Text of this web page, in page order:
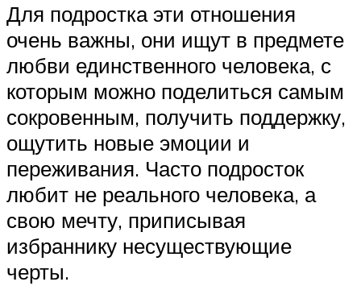
Для подростка эти отношения
очень важны, они ищут в предмете
любви единственного человека, с
которым можно поделиться самым
сокровенным, получить поддержку,
ощутить новые эмоции и
переживания. Часто подросток
любит не реального человека, а
свою мечту, приписывая
избраннику несуществующие
черты.